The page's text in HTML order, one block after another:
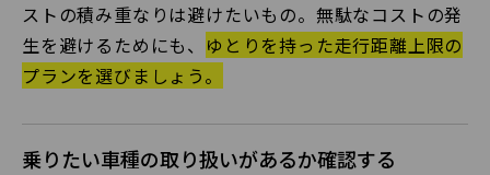
ストの積み重なりは避けたいもの。無駄なコストの発
生を避けるためにも、 ゆとりを持った走行距離上限の
プランを選びましょう。
乗りたい車種の取り扱いがあるか確認する